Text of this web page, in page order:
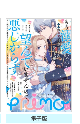
電子版